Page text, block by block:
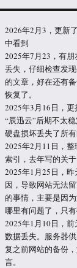
Shield
to
code,
2026年2月3，更新
中看到
2025年7月23，有朋
丢失，仔细检查发
的文章，好在还有
恢复了。
2025年3月16日，
“辰迅云”后期不太
硬盘损坏丢失了所有
2025年2月11日，
索引，去年写的关于
2025年1月25日，
因，导致网站无法
的事情，主要是因
哪里有问题了，只有
2025年1月10日，
数据丢失。服务器
复之前网站的备份
言。